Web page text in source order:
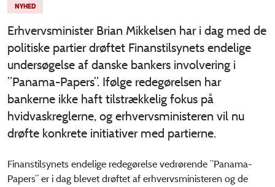
NYHED
Erhvervsminister Brian Mikkelsen har i dag med de
politiske partier drøftet Finanstilsynets endelige
undersøgelse af danske bankers involvering i
”Panama-Papers”. Ifølge redegørelsen har
bankerne ikke haft tilstrækkelig fokus på
hvidvaskreglerne, og erhvervsministeren vil nu
drøfte konkrete initiativer med partierne.
Finanstilsynets endelige redegørelse vedrørende ”Panama-
Papers” er i dag blevet drøftet af erhvervsministeren og de